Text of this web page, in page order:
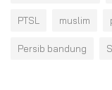
PTSL muslim
Persib bandung